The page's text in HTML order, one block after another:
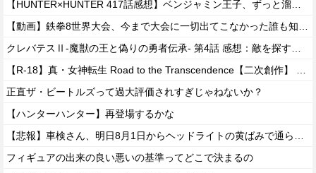
正直ザ・ビートルズって過大評価されすぎじゃねないか？
【ハンターハンター】再登場するかな
フィギュアの出来の良い悪いの基準ってどこで決まるの